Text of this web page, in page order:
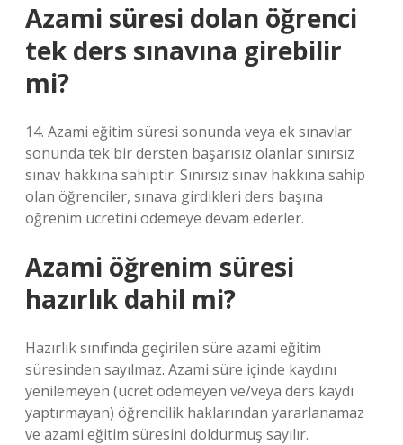
Azami süresi dolan öğrenci
tek ders sınavına girebilir
mi?
14. Azami eğitim süresi sonunda veya ek sınavlar
sonunda tek bir dersten başarısız olanlar sınırsız
sınav hakkına sahiptir. Sınırsız sınav hakkına sahip
olan öğrenciler, sınava girdikleri ders başına
öğrenim ücretini ödemeye devam ederler.
Azami öğrenim süresi
hazırlık dahil mi?
Hazırlık sınıfında geçirilen süre azami eğitim
süresinden sayılmaz. Azami süre içinde kaydını
yenilemeyen (ücret ödemeyen ve/veya ders kaydı
yaptırmayan) öğrencilik haklarından yararlanamaz
ve azami eğitim süresini doldurmuş sayılır.